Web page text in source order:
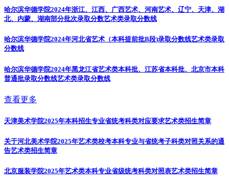
哈尔滨华德学院2024年浙江、江西、广西艺术、河南艺术、辽宁、天津、湖
北、内蒙、湖南部分批次录取分数艺术类录取分数线
哈尔滨华德学院2024年河北省艺术（本科提前批B段)录取分数线艺术类录取
分数线
哈尔滨华德学院2024年黑龙江省艺术类本科批、江苏省本科批、北京市本科
普通批录取分数线艺术类录取分数线
查看更多
天津美术学院2025年本科招生专业省统考科类对应要求艺术类招生简章
关于河北美术学院2025年艺术类校考本科专业与省统考子科类对照关系的通
告艺术类招生简章
北京服装学院2025年艺术类本科专业省级统考科类对照表艺术类招生简章